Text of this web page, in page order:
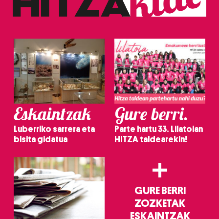
Eskaintzak
Luberriko sarrera eta
bisita gidatua
Gure berri.
Parte hartu 33. Lilatoian
HITZA taldearekin!
+
GURE BERRI
ZOZKETAK
ESKAINTZAK